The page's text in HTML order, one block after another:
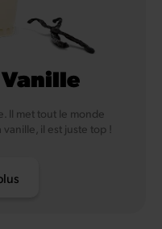
Il met tout le monde
il est juste top !